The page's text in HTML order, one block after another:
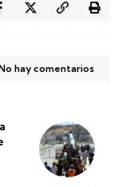
hay comentarios